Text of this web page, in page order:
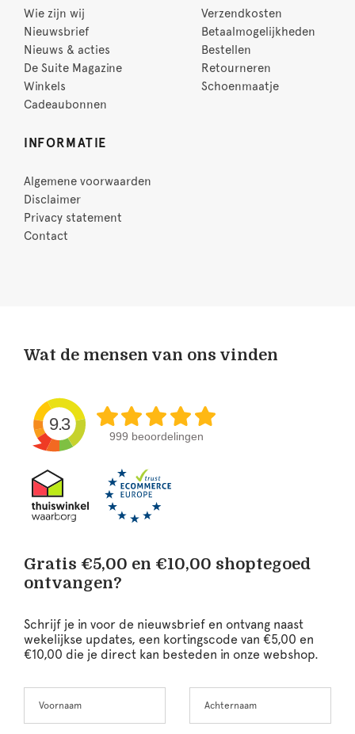
Wie zijn wij
Nieuwsbrief
Nieuws & acties
De Suite Magazine
Winkels
Cadeaubonnen
Verzendkosten
Betaalmogelijkheden
Bestellen
Retourneren
Schoenmaatje
INFORMATIE
Algemene voorwaarden
Disclaimer
Privacy statement
Contact
Wat de mensen van ons vinden
9.3
999 beoordelingen
Gratis €5,00 en €10,00 shoptegoed
ontvangen?
Schrijf je in voor de nieuwsbrief en ontvang naast
wekelijkse updates, een kortingscode van €5,00 en
€10,00 die je direct kan besteden in onze webshop.
this